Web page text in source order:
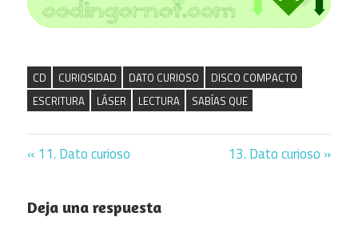
CD CURIOSIDAD DATO CURIOSO
DISCO COMPACTO
ESCRITURA
LÁSER LECTURA SABÍAS QUE
de
Previous
11. Dato curioso
Next
13. Dato curioso
Deja una respuesta